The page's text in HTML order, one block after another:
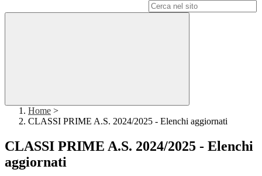
Home >
CLASSI PRIME A.S. 2024/2025 - Elenchi aggiornati
CLASSI PRIME A.S. 2024/2025 - Elenchi
aggiornati